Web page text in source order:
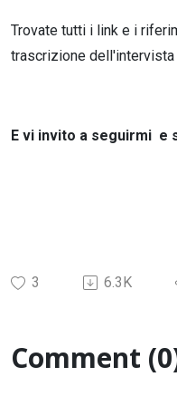
Trovate tutti i link e i
trascrizione dell'intervista
E vi invito a seguirmi e
3 6.3K
Comment